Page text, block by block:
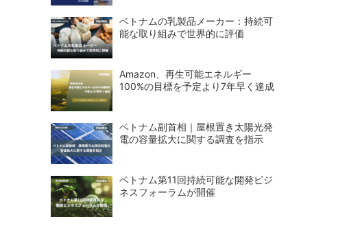
ベトナムの乳製品メーカー：持続可
能な取り組みで世界的に評価
Amazon、再生可能エネルギー
100%の目標を予定より7年早く達成
ベトナム副首相｜屋根置き太陽光発
電の容量拡大に関する調査を指示
ベトナム第11回持続可能な開発ビジ
ネスフォーラムが開催